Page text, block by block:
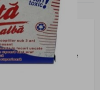
cu usurinta in
sau alte medii
scriere, arhivare
disponibila pe
si usor de utilizat,